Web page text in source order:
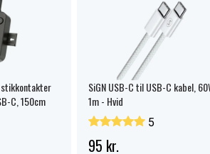
stikkontakter
C, 150cm
SiGN USB-C til USB-C kabel,
1m - Hvid
5
95 kr.